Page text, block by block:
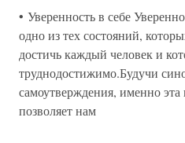
• Уверенность в себе
одно из тех состояний,
достичь каждый человек и
труднодостижимо.Будучи
самоутверждения, именно эта
позволяет нам